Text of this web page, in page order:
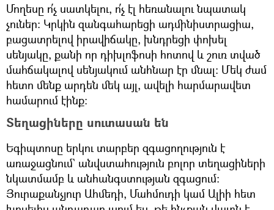
Մողեսը ո՛չ սատկելու, ո՛չ էլ հեռանալու նպատակ
չուներ։ Կրկին զանգահարեցի ադմինիստրացիա,
բացատրելով իրավիճակը, խնդրեցի փոխել
սենյակը, քանի որ դիխլոֆոսի հոտով և շուռ տված
մահճակալով սենյակում անհնար էր մնալ։ Մեկ ժամ
հետո մենք արդեն մեկ այլ, ավելի հարմարավետ
համարում էինք։
Տեղացիները սուտասան են
Եգիպտոսը երկու տարբեր զգացողություն է
առաջացնում` անվստահություն բոլոր տեղացիների
նկատմամբ և անհանգստության զգացում։
Յուրաքանչյուր Ահմեդի, Մահմուդի կամ Ալիի հետ